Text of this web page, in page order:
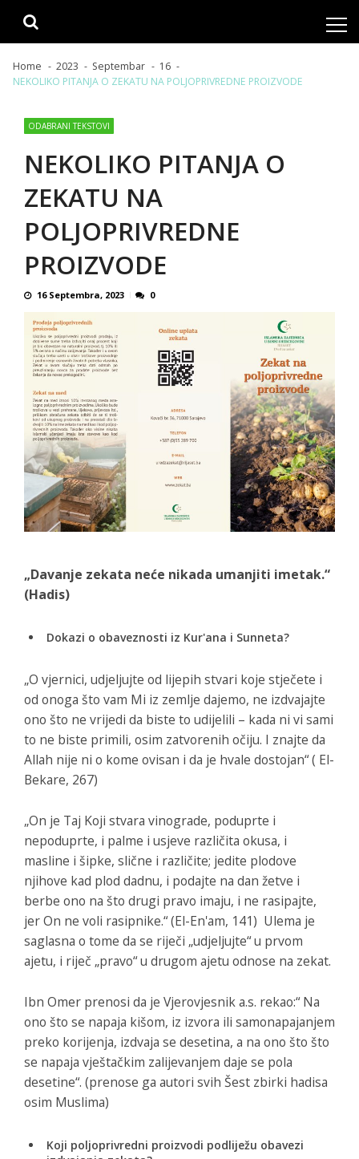
Home 2023 Septembar
16
NEKOLIKO PITANJA O ZEKATU NA POLJOPRIVREDNE PROIZVODE
ODABRANI TEKSTOVI
NEKOLIKO PITANJA O
ZEKATU NA
POLJOPRIVREDNE
PROIZVODE
16 Septembra, 2023 0
„Davanje zekata neće nikada umanjiti imetak.“
(Hadis)
Dokazi o obaveznosti iz Kur'ana i Sunneta?
„O vjernici, udjeljujte od lijepih stvari koje stječete i
od onoga što vam Mi iz zemlje dajemo, ne izdvajajte
ono što ne vrijedi da biste to udijelili – kada ni vi sami
to ne biste primili, osim zatvorenih očiju. I znajte da
Allah nije ni o kome ovisan i da je hvale dostojan“ ( El-
Bekare, 267)
„On je Taj Koji stvara vinograde, poduprte i
nepoduprte, i palme i usjeve različita okusa, i
masline i šipke, slične i različite; jedite plodove
njihove kad plod dadnu, i podajte na dan žetve i
berbe ono na što drugi pravo imaju, i ne rasipajte,
jer On ne voli rasipnike.“ (El-En'am, 141) Ulema je
saglasna o tome da se riječi „udjeljujte“ u prvom
ajetu, i riječ „pravo“ u drugom ajetu odnose na zekat.
Ibn Omer prenosi da je Vjerovjesnik a.s. rekao:“ Na
ono što se napaja kišom, iz izvora ili samonapajanjem
preko korijenja, izdvaja se desetina, a na ono što što
se napaja vještačkim zalijevanjem daje se pola
desetine“. (prenose ga autori svih Šest zbirki hadisa
osim Muslima)
Koji poljoprivredni proizvodi podliježu obavezi